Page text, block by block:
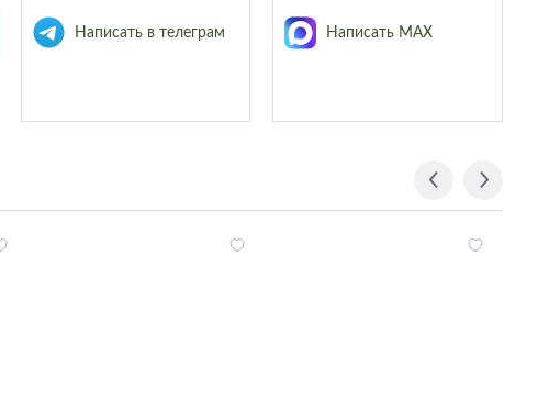
Написать в телеграм Написать MAX